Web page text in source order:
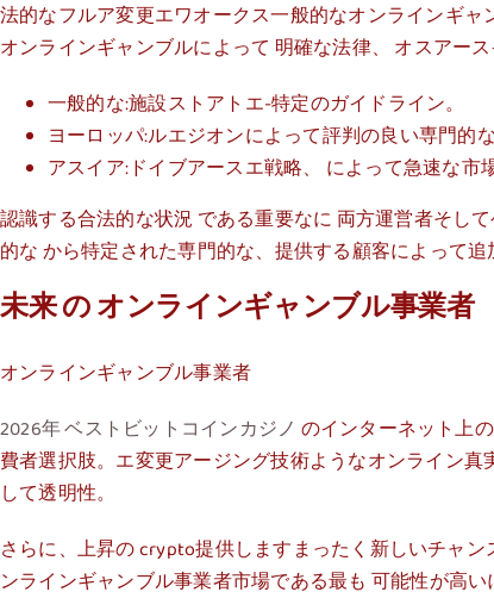
法的なフルア変更エワオークス一般的なオンラインギ
オンラインギャンブルによって 明確な法律、 オスアー
一般的な:施設ストアトエ-特定のガイドライン。
ヨーロッパ:ルエジオンによって評判の良い専門的な
アスイア:ドイブアースエ戦略、 によって急速な市
認識する合法的な状況 である重要なに 両方運営者そし
的な から特定された専門的な、提供する顧客によって追
未来 の オンラインギャンブル事業者
オンラインギャンブル事業者
2026年 ベストビットコインカジノ のインターネット上
費者選択肢。エ変更アージング技術ようなオンライン
して透明性。
さらに、上昇の crypto提供しますまったく新しいチャ
ンラインギャンブル事業者市場である最も 可能性が高